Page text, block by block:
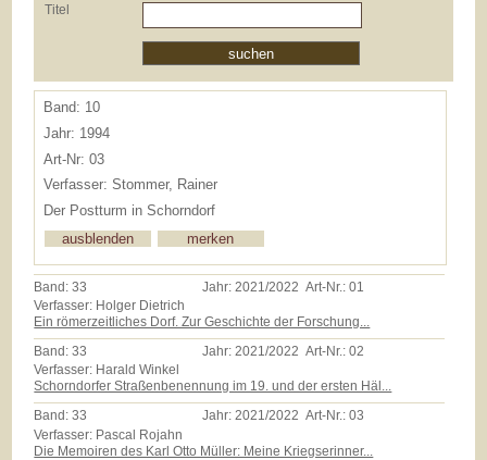
Titel
Band: 10
Jahr: 1994
Art-Nr: 03
Verfasser: Stommer, Rainer
Der Postturm in Schorndorf
Band:33 Jahr: 2021/2022 Art-Nr.:01
Verfasser: Holger Dietrich
Ein römerzeitliches Dorf. Zur Geschichte der Forschung...
Band:33 Jahr:2021/2022 Art-Nr.:02
Verfasser: Harald Winkel
Schorndorfer Straßenbenennung im 19. und der ersten Häl...
Band:33 Jahr:2021/2022 Art-Nr.:03
Verfasser: Pascal Rojahn
Die Memoiren des Karl Otto Müller: Meine Kriegserinner...